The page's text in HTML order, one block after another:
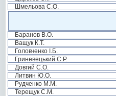
Шмельова С.О.
Баранов В.О.
Ващук К.Т.
Головченко І.Б.
Гриневецький С.Р.
Довгий С.О.
Литвин Ю.О.
Рудченко М.М.
Терещук С.М.